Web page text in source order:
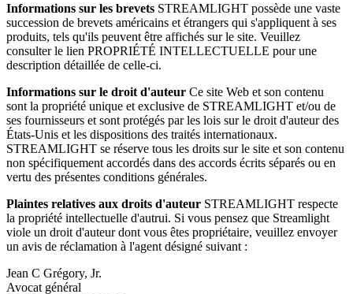
Informations sur les brevets STREAMLIGHT possède une vaste
succession de brevets américains et étrangers qui s'appliquent à ses
produits, tels qu'ils peuvent être affichés sur le site. Veuillez
consulter le lien PROPRIÉTÉ INTELLECTUELLE pour une
description détaillée de celle-ci.
Informations sur le droit d'auteur Ce site Web et son contenu
sont la propriété unique et exclusive de STREAMLIGHT et/ou de
ses fournisseurs et sont protégés par les lois sur le droit d'auteur des
États-Unis et les dispositions des traités internationaux.
STREAMLIGHT se réserve tous les droits sur le site et son contenu
non spécifiquement accordés dans des accords écrits séparés ou en
vertu des présentes conditions générales.
Plaintes relatives aux droits d'auteur STREAMLIGHT respecte
la propriété intellectuelle d'autrui. Si vous pensez que Streamlight
viole un droit d'auteur dont vous êtes propriétaire, veuillez envoyer
un avis de réclamation à l'agent désigné suivant :
Jean C Grégory, Jr.
Avocat général